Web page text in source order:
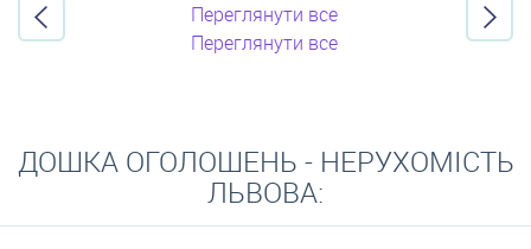
Переглянути все
Переглянути все
ДОШКА ОГОЛОШЕНЬ - НЕРУХОМІСТЬ
ЛЬВОВА: